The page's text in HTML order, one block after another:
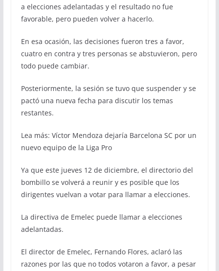
a elecciones adelantadas y el resultado no fue
favorable, pero pueden volver a hacerlo.
En esa ocasión, las decisiones fueron tres a favor,
cuatro en contra y tres personas se abstuvieron, pero
todo puede cambiar.
Posteriormente, la sesión se tuvo que suspender y se
pactó una nueva fecha para discutir los temas
restantes.
Lea más: Víctor Mendoza dejaría Barcelona SC por un
nuevo equipo de la Liga Pro
Ya que este jueves 12 de diciembre, el directorio del
bombillo se volverá a reunir y es posible que los
dirigentes vuelvan a votar para llamar a elecciones.
La directiva de Emelec puede llamar a elecciones
adelantadas.
El director de Emelec, Fernando Flores, aclaró las
razones por las que no todos votaron a favor, a pesar